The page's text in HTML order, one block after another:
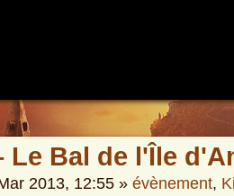
Le Bal de l'Île
2013, 12:55 » évènement,